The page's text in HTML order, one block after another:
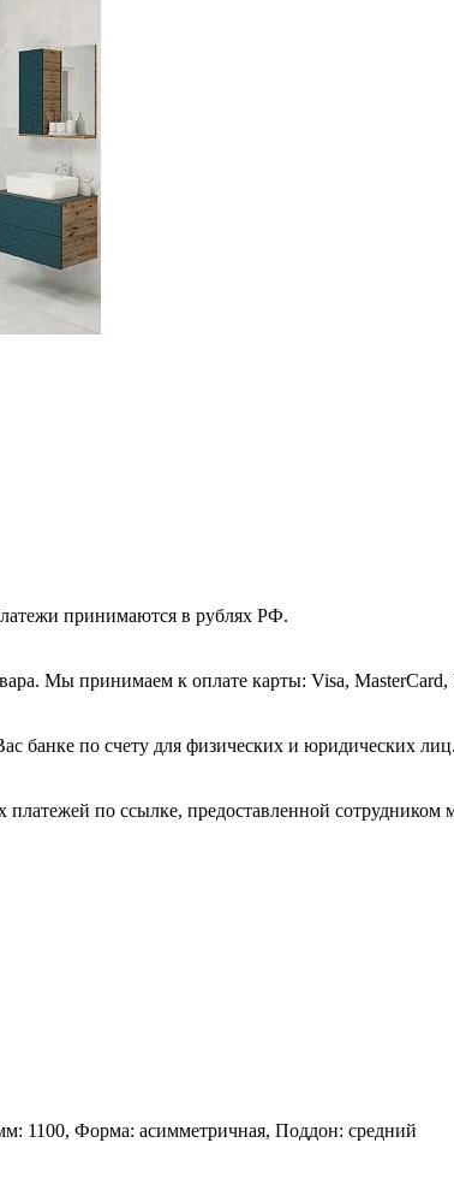
принимаются в рублях РФ.
Мы принимаем к оплате карты: Visa,
банке по счету для физических и юридических лиц.
по ссылке, предоставленной
1100, Форма: асимметричная, Поддон: средний